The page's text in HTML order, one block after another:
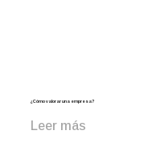
¿Cómo valorar una empresa?
Leer más